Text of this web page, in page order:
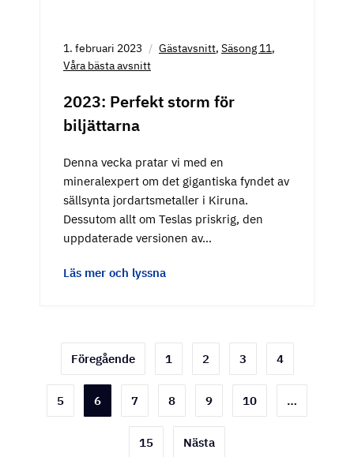
1. februari 2023 Gästavsnitt, Säsong 11,
Våra bästa avsnitt
2023: Perfekt storm för
biljättarna
Denna vecka pratar vi med en
mineralexpert om det gigantiska fyndet av
sällsynta jordartsmetaller i Kiruna.
Dessutom allt om Teslas priskrig, den
uppdaterade versionen av…
Läs mer och lyssna
Sidnumrering
för
inlägg
Föregående 1 2 3 4
5 6 7 8 9 10 …
15 Nästa